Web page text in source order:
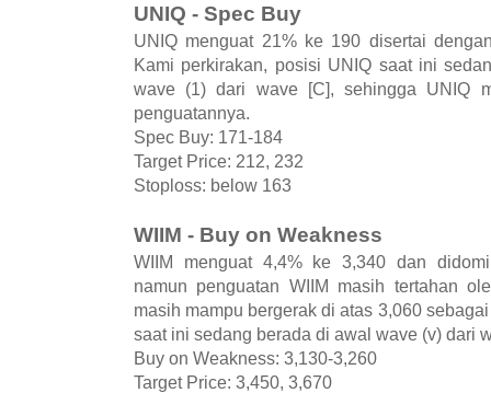
UNIQ - Spec Buy
UNIQ menguat 21% ke 190 disertai
Kami perkirakan, posisi UNIQ saat ini
wave (1) dari wave [C], sehingga UNIQ
penguatannya.
Spec Buy: 171-184
Target Price: 212, 232
Stoploss: below 163
WIIM - Buy on Weakness
WIIM menguat 4,4% ke 3,340 dan
namun penguatan WIIM masih tertahan
masih mampu bergerak di atas 3,060
saat ini sedang berada di awal wave (v) dari
Buy on Weakness: 3,130-3,260
Target Price: 3,450, 3,670